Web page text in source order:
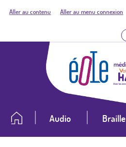
Aller au contenu Aller au menu connexion
Audio Braille